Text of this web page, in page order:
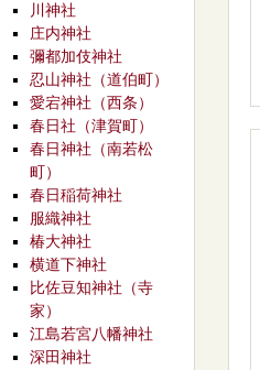
川神社
庄内神社
彌都加伎神社
忍山神社（道伯町）
愛宕神社（西条）
春日社（津賀町）
春日神社（南若松
町）
春日稲荷神社
服織神社
椿大神社
横道下神社
比佐豆知神社（寺
家）
江島若宮八幡神社
深田神社